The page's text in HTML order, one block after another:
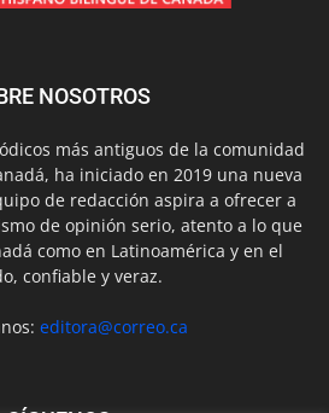
NOSOTROS
más antiguos de la comunidad
ha iniciado en 2019 una nueva
de redacción aspira a ofrecer a
de opinión serio, atento a lo que
como en Latinoamérica y en el
confiable y veraz.
editora@correo.ca